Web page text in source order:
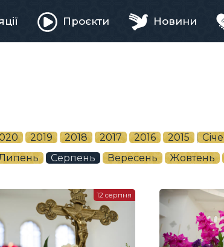
Проєкти Новини
2019 2018 2017 2016 2015
Серпень Вересень Жовтень
12 серпня